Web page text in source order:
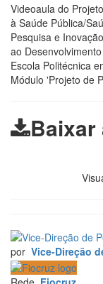
Videoaula do
à Saúde Pública/
Pesquisa e
ao
Escola Politécnica
Módulo 'Projeto de
por Vice-Direção